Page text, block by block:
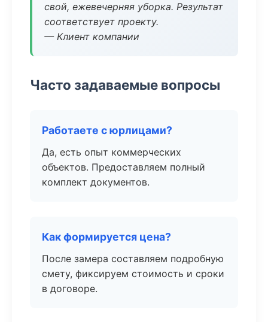
свой, ежевечерняя уборка. Результат
соответствует проекту.
— Клиент компании
Часто задаваемые вопросы
Работаете с юрлицами?
Да, есть опыт коммерческих
объектов. Предоставляем полный
комплект документов.
Как формируется цена?
После замера составляем подробную
смету, фиксируем стоимость и сроки
в договоре.